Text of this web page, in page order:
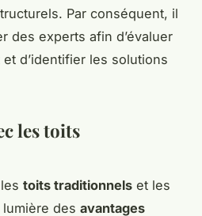
Par conséquent, il
des experts afin d’évaluer
d’identifier les solutions
les toits
toits traditionnels et les
des avantages